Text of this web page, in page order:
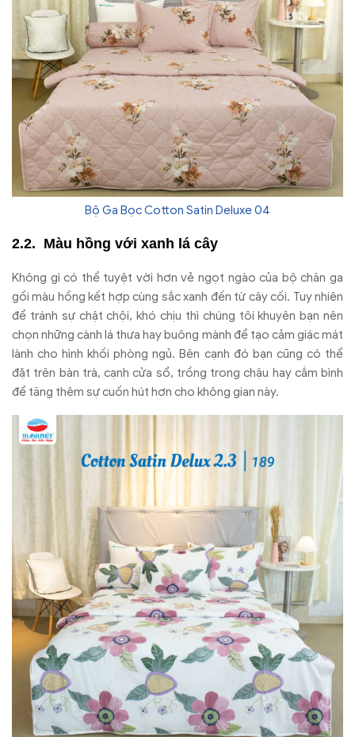
Bộ Ga Bọc Cotton Satin Deluxe 04
Màu hồng với xanh lá cây
Không gì có thể tuyệt vời hơn vẻ ngọt ngào của bộ chăn ga
gối màu hồng kết hợp cùng sắc xanh đến từ cây cối. Tuy nhiên
để tránh sự chật chội, khó chịu thì chúng tôi khuyên bạn nên
chọn những cành lá thưa hay buông mành để tạo cảm giác mát
lành cho hình khối phòng ngủ. Bên cạnh đó bạn cũng có thể
đặt trên bàn trà, cạnh cửa sổ, trồng trong chậu hay cắm bình
để tăng thêm sự cuốn hút hơn cho không gian này.